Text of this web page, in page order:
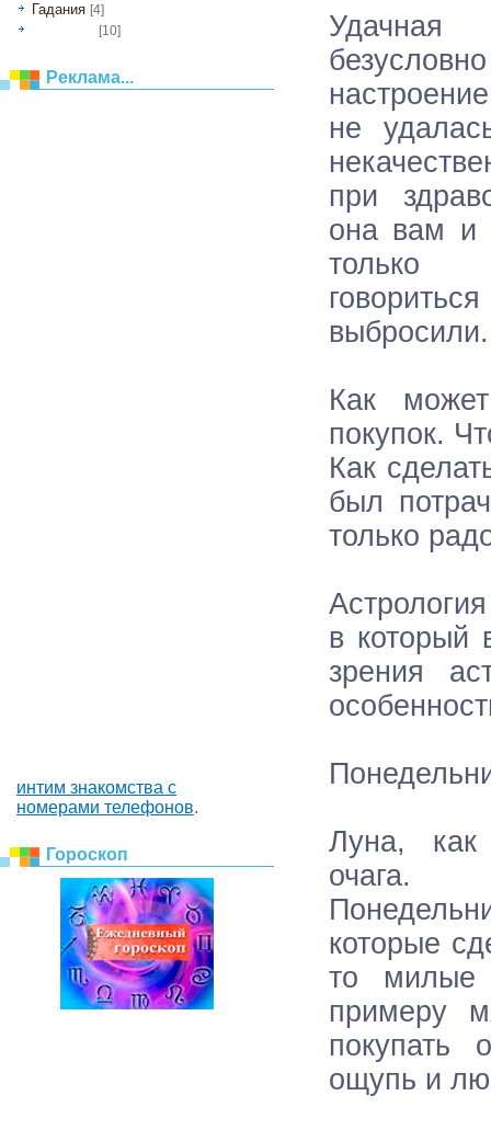
Гадания [4]
[10]
Реклама...
интим знакомства с
номерами телефонов.
Гороскоп
не
при
она вам и
только
выбросили.
Как
покупок.
Как
был
только
в который
зрения
Луна, как
очага.
которые
то милые
примеру
покупать
ощупь и